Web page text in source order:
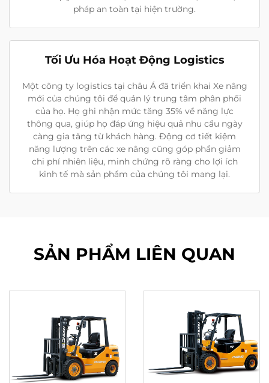
pháp an toàn tại hiện trường.
Tối Ưu Hóa Hoạt Động Logistics
Một công ty logistics tại châu Á đã triển khai Xe nâng
mới của chúng tôi để quản lý trung tâm phân phối
của họ. Họ ghi nhận mức tăng 35% về năng lực
thông qua, giúp họ đáp ứng hiệu quả nhu cầu ngày
càng gia tăng từ khách hàng. Động cơ tiết kiệm
năng lượng trên các xe nâng cũng góp phần giảm
chi phí nhiên liệu, minh chứng rõ ràng cho lợi ích
kinh tế mà sản phẩm của chúng tôi mang lại.
SẢN PHẨM LIÊN QUAN